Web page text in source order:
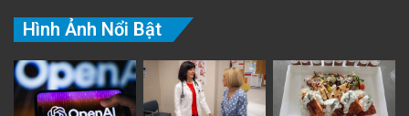
Hình Ảnh Nổi Bật